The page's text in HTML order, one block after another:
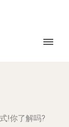
!你了解吗?